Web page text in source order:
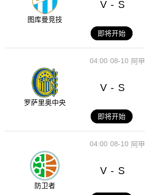
图库曼竞技
V - S
即将开始
08-10
04:00 阿甲
罗萨里奥中央
V - S
即将开始
08-10
04:00 阿甲
防卫者
V - S